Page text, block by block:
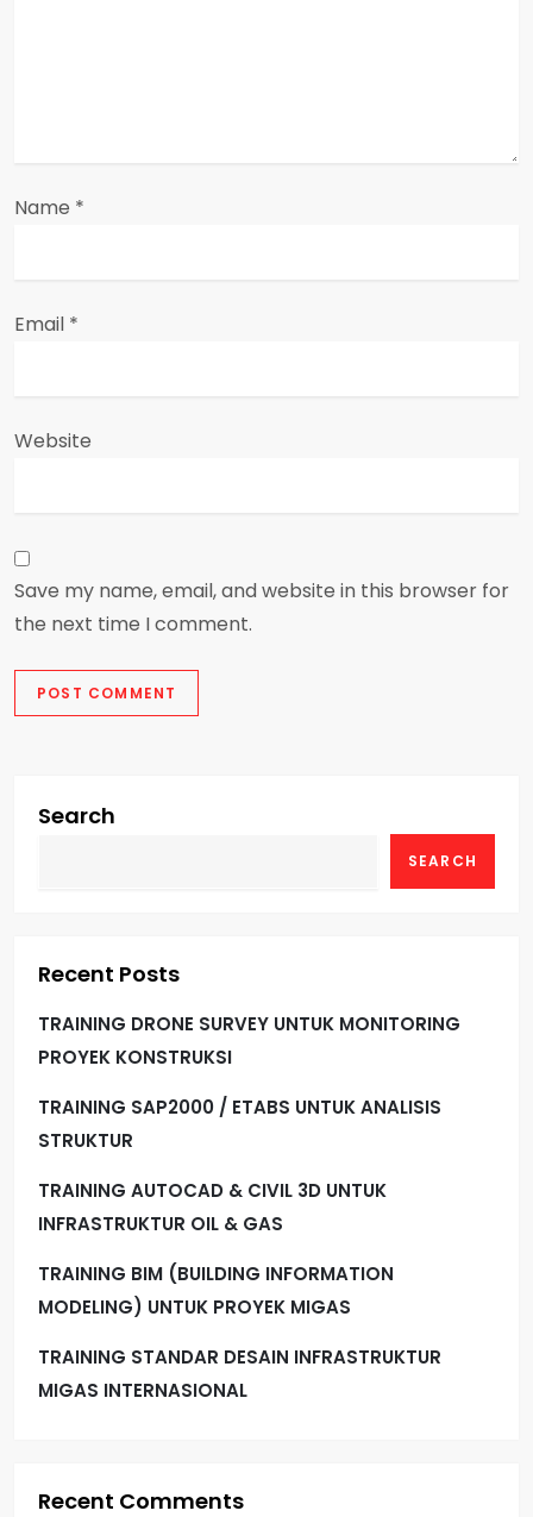
Name *
Email *
Website
Save my name, email, and website in this browser for
the next time I comment.
Search
SEARCH
Recent Posts
TRAINING DRONE SURVEY UNTUK MONITORING
PROYEK KONSTRUKSI
TRAINING SAP2000 / ETABS UNTUK ANALISIS
STRUKTUR
TRAINING AUTOCAD & CIVIL 3D UNTUK
INFRASTRUKTUR OIL & GAS
TRAINING BIM (BUILDING INFORMATION
MODELING) UNTUK PROYEK MIGAS
TRAINING STANDAR DESAIN INFRASTRUKTUR
MIGAS INTERNASIONAL
Recent Comments